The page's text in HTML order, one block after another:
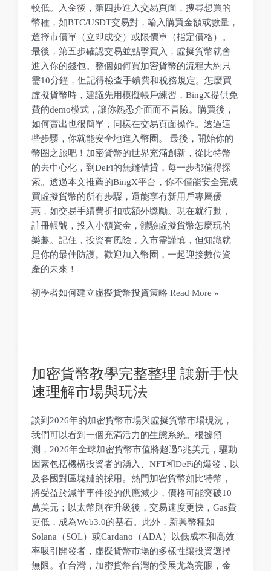
較低。入金後，第四步進入交易頁面，搜尋想買的
幣種，如BTC/USDT交易對，輸入購買金額或數量，
選擇市價單（立即成交）或限價單（指定價格）。
最後，第五步確認交易並點擊買入，虛擬貨幣就會
進入你的錢包。整個如何買加密貨幣的流程大約只
需10分鐘，但記得檢查手續費和稅務規定。怎麼買
虛擬貨幣時，建議先用模擬帳戶練習，BingX提供免
費的demo模式，讓你熟悉介面而不冒險。購買後，
如何賣出也很簡單，同樣在交易頁面操作。透過這
些步驟，你就能安全地進入幣圈。 最後，開始你的
幣圈之旅吧！加密貨幣的世界充滿創新，從比特幣
的去中心化，到DeFi的無縫借貸，每一步都值得探
索。透過本文推薦的BingX平台，你不僅能安全完成
買虛擬貨幣的所有步驟，還能享有新用戶專屬優
惠，如交易手續費折扣或額外獎勵。現在就行動，
註冊帳號，投入小額資金，體驗虛擬貨幣怎麼玩的
樂趣。記住，投資有風險，入市需謹慎，但知識就
是你的最佳防護。歡迎加入幣圈，一起迎接數位資
產的未來！
初學者如何建立虛擬貨幣投資策略 Read More »
加密貨幣教學完整整理 讓新手快
速理解市場與玩法
談到2026年的加密貨幣市場與虛擬貨幣市場現況，
我們可以看到一個充滿活力的生態系統。根據預
測，2026年全球加密貨幣市值將超過5兆美元，驅動
因素包括機構投資者的湧入、NFT和DeFi的爆發，以
及各國對區塊鏈的採用。熱門加密貨幣如比特幣，
將受益於減半事件後的供應減少，價格可能突破10
萬美元；以太幣則在升級後，交易速度更快，Gas費
更低，成為Web3.0的基石。此外，新興幣種如
Solana（SOL）或Cardano（ADA）以低成本和高效
率吸引開發者，虛擬貨幣市場的多樣性讓投資選擇
無限。在台灣，加密貨幣台灣的發展尤為亮眼，金